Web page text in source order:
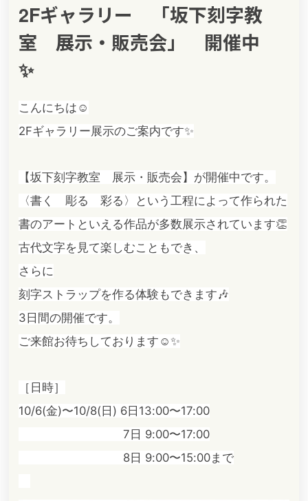
2Fギャラリー 「坂下刻字教
室 展示・販売会」 開催中
✨
こんにちは☺️
2Fギャラリー展示のご案内です✨
【坂下刻字教室 展示・販売会】が開催中です。
〈書く 彫る 彩る〉という工程によって作られた
書のアートといえる作品が多数展示されています👏
古代文字を見て楽しむこともでき、
さらに
刻字ストラップを作る体験もできます🎶
3日間の開催です。
ご来館お待ちしております☺️✨
［日時］
10/6(金)〜10/8(日) 6日13:00〜17:00
7日 9:00〜17:00
8日 9:00〜15:00まで